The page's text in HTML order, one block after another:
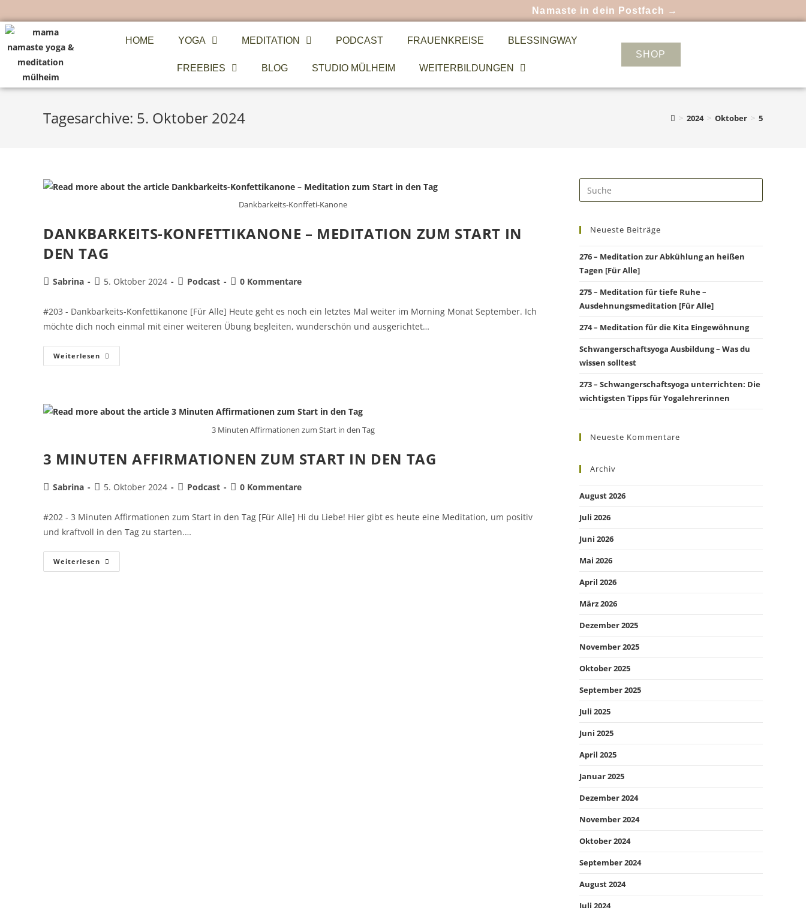
Namaste in dein Postfach →
HOME YOGA MEDITATION PODCAST FRAUENKREISE BLESSINGWAY
FREEBIES BLOG STUDIO MÜLHEIM WEITERBILDUNGEN
SHOP
Tagesarchive: 5. Oktober 2024 > 2024 > Oktober > 5
Dankbarkeits-Konffeti-Kanone
DANKBARKEITS-KONFETTIKANONE – MEDITATION ZUM START IN
DEN TAG
Sabrina 5. Oktober 2024 Podcast 0 Kommentare
#203 - Dankbarkeits-Konfettikanone [Für Alle] Heute geht es noch ein letztes Mal weiter im Morning Monat September. Ich
möchte dich noch einmal mit einer weiteren Übung begleiten, wunderschön und ausgerichtet…
Weiterlesen
3 Minuten Affirmationen zum Start in den Tag
3 MINUTEN AFFIRMATIONEN ZUM START IN DEN TAG
Sabrina 5. Oktober 2024 Podcast 0 Kommentare
#202 - 3 Minuten Affirmationen zum Start in den Tag [Für Alle] Hi du Liebe! Hier gibt es heute eine Meditation, um positiv
und kraftvoll in den Tag zu starten.…
Weiterlesen
Neueste Beiträge
276 – Meditation zur Abkühlung an heißen
Tagen [Für Alle]
275 – Meditation für tiefe Ruhe –
Ausdehnungsmeditation [Für Alle]
274 – Meditation für die Kita Eingewöhnung
Schwangerschaftsyoga Ausbildung – Was du
wissen solltest
273 – Schwangerschaftsyoga unterrichten: Die
wichtigsten Tipps für Yogalehrerinnen
Neueste Kommentare
Archiv
August 2026
Juli 2026
Juni 2026
Mai 2026
April 2026
März 2026
Dezember 2025
November 2025
Oktober 2025
September 2025
Juli 2025
Juni 2025
April 2025
Januar 2025
Dezember 2024
November 2024
Oktober 2024
September 2024
August 2024
Juli 2024